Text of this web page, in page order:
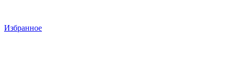
Избранное